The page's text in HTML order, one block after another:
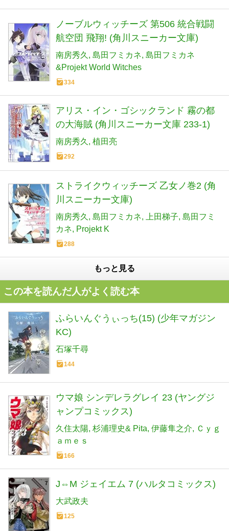
ノーブルウィッチーズ 第506 統合戦闘
航空団 飛翔! (角川スニーカー文庫)
南房秀久 島田フミカネ 島田フミカネ
&Projekt World Witches
334
アリス・イン・ゴシックランド 霧の都
の大海賊 (角川スニーカー文庫 233-1)
南房秀久 植田亮
292
ストライクウィッチーズ 乙女ノ巻2 (角
川スニーカー文庫)
南房秀久 島田フミカネ 上田梯子 島田フミ
カネ
Projekt K
288
もっと見る
この本を読んだ人がよく読む本
ふらいんぐうぃっち(15) (少年マガジン
KC)
石塚千尋
144
ウマ娘 シンデレラグレイ 23 (ヤングジ
ャンプコミックス)
久住太陽 杉浦理史& Pita 伊藤隼之介
Ｃｙｇ
ａｍｅｓ
166
J⇔M ジェイエム 7 (ハルタコミックス)
大武政夫
125